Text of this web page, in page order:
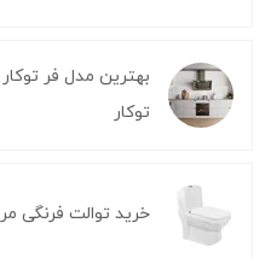
بهترین مدل فر
توکار
خرید توالت فرنگی